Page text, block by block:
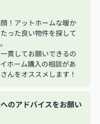
！アットホームな暖か
った良い物件を探して
貫してお願いできるの
ホーム購入の相談があ
んをオススメします！
のアドバイスをお願い